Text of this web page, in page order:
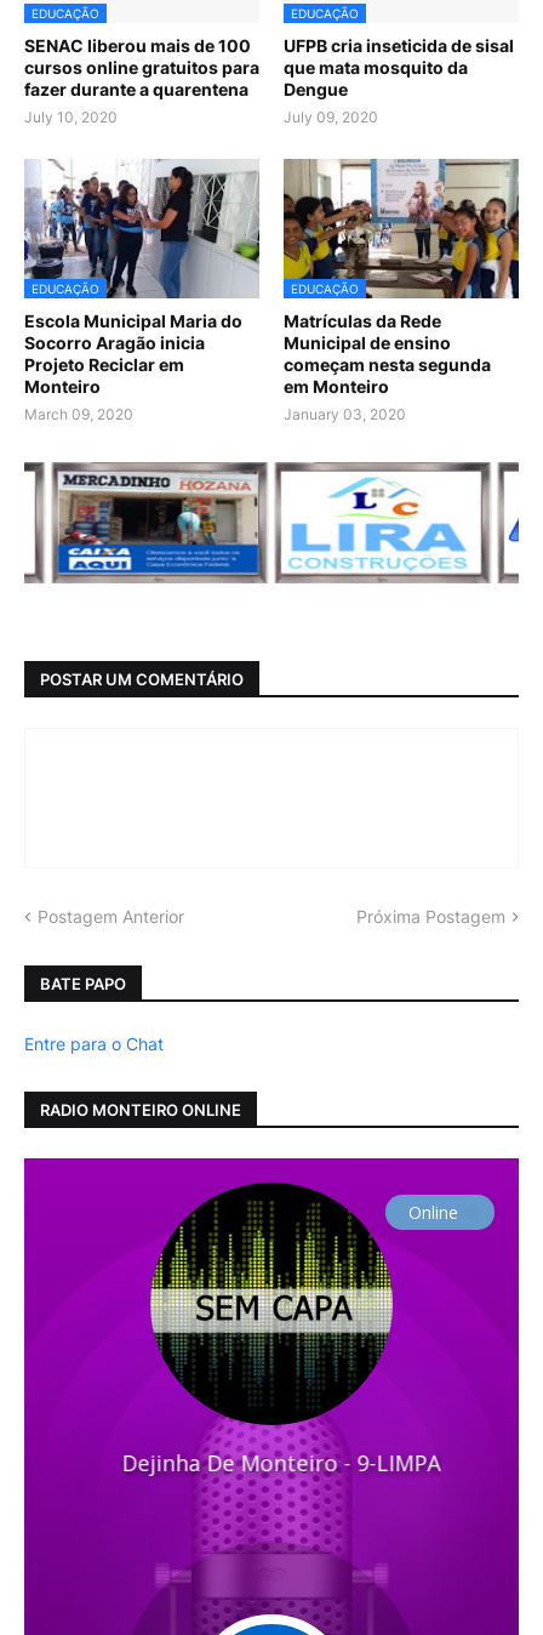
EDUCAÇÃO
SENAC liberou mais de 100
cursos online gratuitos para
fazer durante a quarentena
July 10, 2020
EDUCAÇÃO
UFPB cria inseticida de sisal
que mata mosquito da
Dengue
July 09, 2020
EDUCAÇÃO
Escola Municipal Maria do
Socorro Aragão inicia
Projeto Reciclar em
Monteiro
March 09, 2020
EDUCAÇÃO
Matrículas da Rede
Municipal de ensino
começam nesta segunda
em Monteiro
January 03, 2020
POSTAR UM COMENTÁRIO
Postagem Anterior Próxima Postagem
BATE PAPO
Entre para o Chat
RADIO MONTEIRO ONLINE